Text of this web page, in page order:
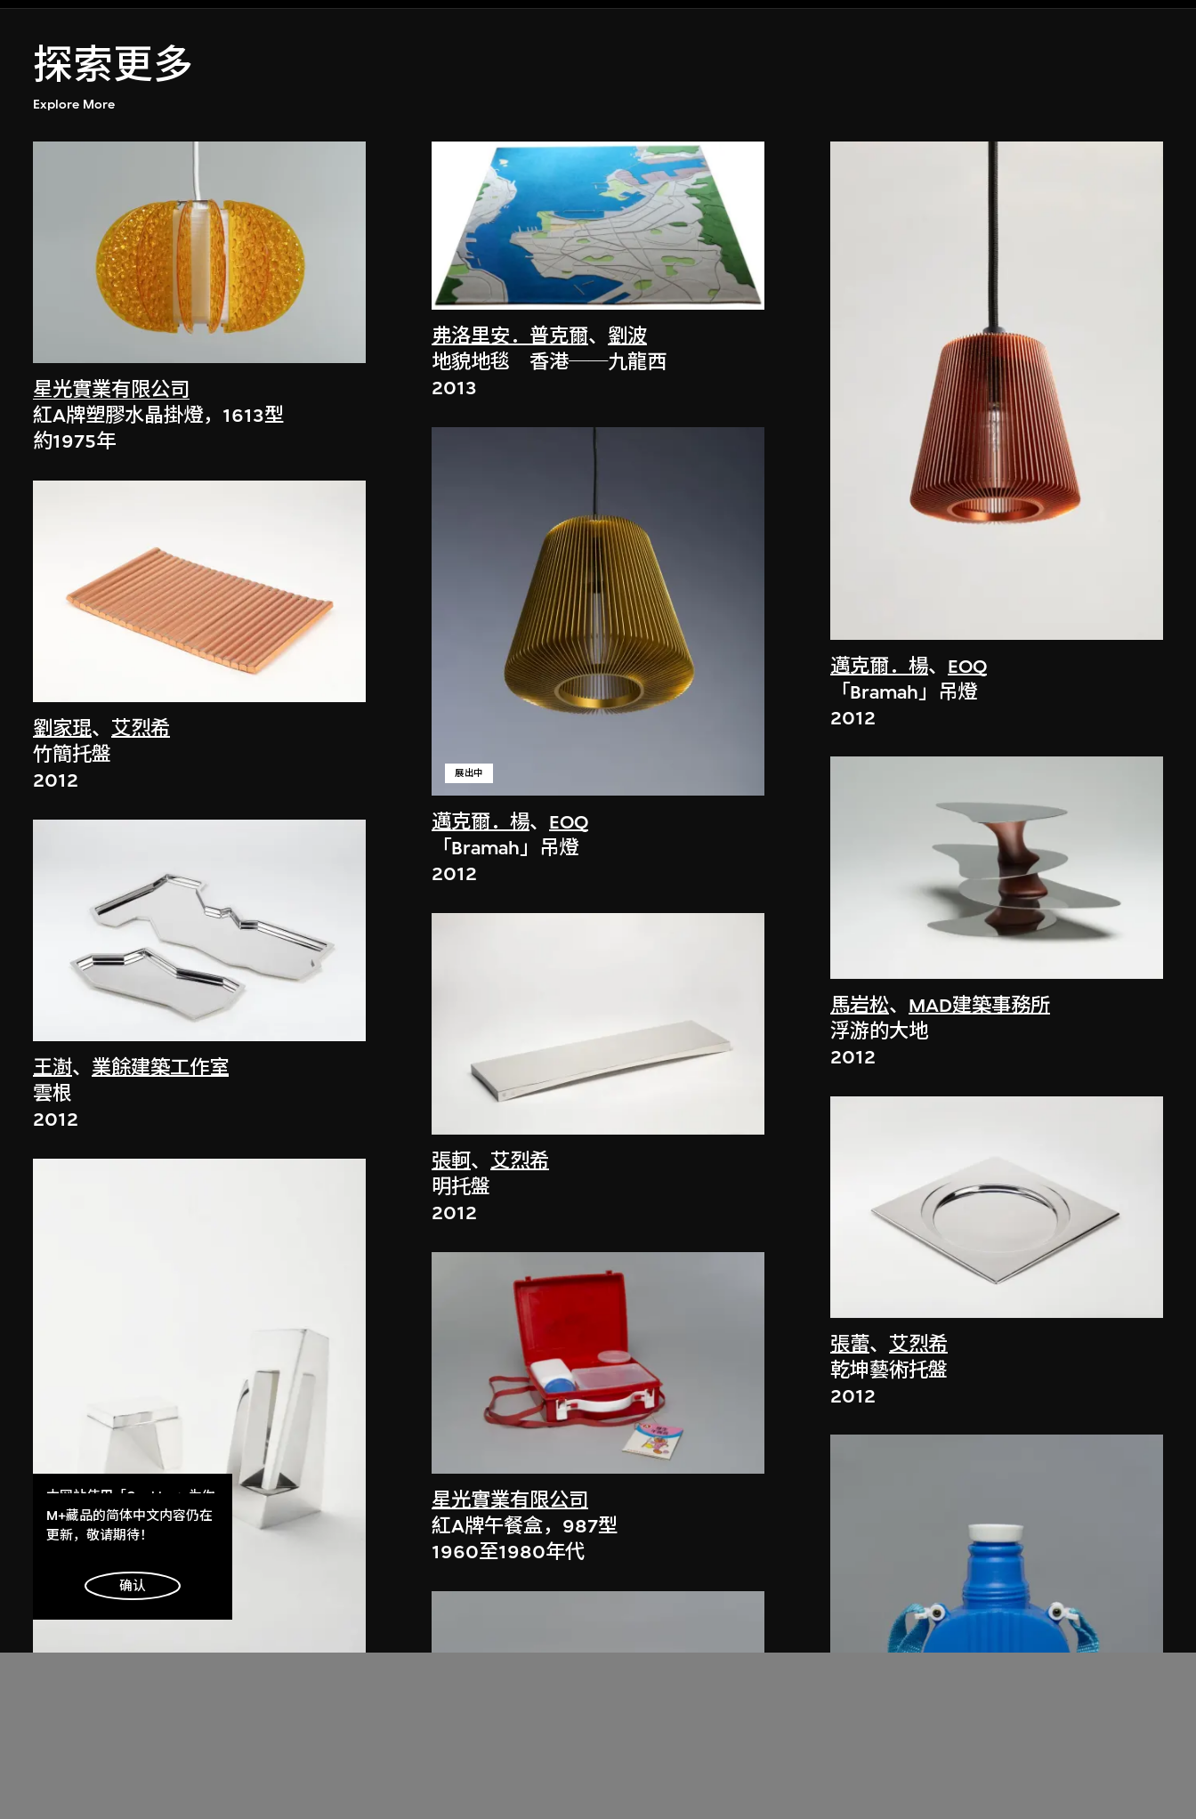
探索更多
Explore More
星光實業有限公司
紅A牌塑膠水晶掛燈，1613型
約1975年
劉家琨、艾烈希
竹簡托盤
2012
王澍、 業餘建築工作室
雲根
2012
弗洛里安．普克爾、 劉波
地貌地毯 香港──九龍西
2013
邁克爾．楊、 EOQ
展出中
「Bramah」吊燈
2012
張軻、艾烈希
明托盤
2012
星光實業有限公司
紅A牌午餐盒，987型
1960至1980年代
邁克爾．楊、 EOQ
「Bramah」吊燈
2012
馬岩松、 MAD建築事務所
浮游的大地
2012
張蕾、艾烈希
乾坤藝術托盤
2012
本网站使用「Cookies」为你
提供最好的网站体验。
了解更多
明白
M+藏品的简体中文内容仍在
更新，敬请期待！
确认